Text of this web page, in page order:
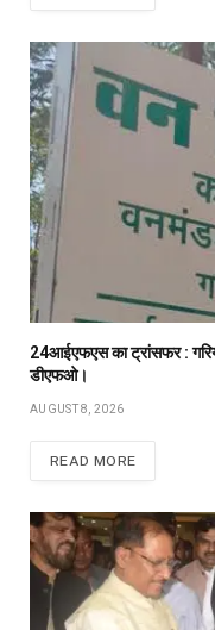
24आईएफएस का ट्रांसफर :
डीएफओ।
AUGUST 8, 2026
READ MORE